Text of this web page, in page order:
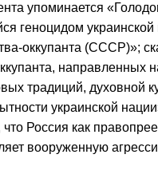
упоминается
геноцидом
оккупанта (СССР)»;
направленных
традиций, духовной
украинской
что Россия как
вооруженную